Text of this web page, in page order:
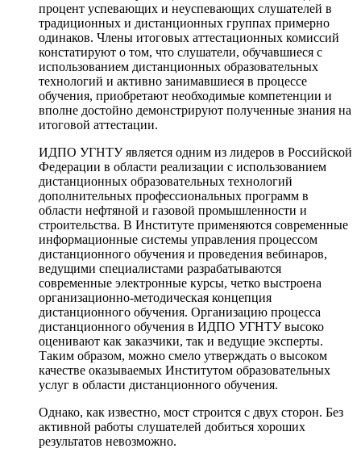
процент успевающих и неуспевающих слушателей в
традиционных и дистанционных группах примерно
одинаков. Члены итоговых аттестационных комиссий
констатируют о том, что слушатели, обучавшиеся с
использованием дистанционных образовательных
технологий и активно занимавшиеся в процессе
обучения, приобретают необходимые компетенции и
вполне достойно демонстрируют полученные знания на
итоговой аттестации.
ИДПО УГНТУ является одним из лидеров в Российской
Федерации в области реализации с использованием
дистанционных образовательных технологий
дополнительных профессиональных программ в
области нефтяной и газовой промышленности и
строительства. В Институте применяются современные
информационные системы управления процессом
дистанционного обучения и проведения вебинаров,
ведущими специалистами разрабатываются
современные электронные курсы, четко выстроена
организационно-методическая концепция
дистанционного обучения. Организацию процесса
дистанционного обучения в ИДПО УГНТУ высоко
оценивают как заказчики, так и ведущие эксперты.
Таким образом, можно смело утверждать о высоком
качестве оказываемых Институтом образовательных
услуг в области дистанционного обучения.
Однако, как известно, мост строится с двух сторон. Без
активной работы слушателей добиться хороших
результатов невозможно.